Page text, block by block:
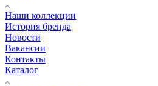
Наши коллекции
История бренда
Новости
Вакансии
Контакты
Каталог